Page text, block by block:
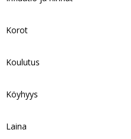
Korot
Koulutus
Köyhyys
Laina